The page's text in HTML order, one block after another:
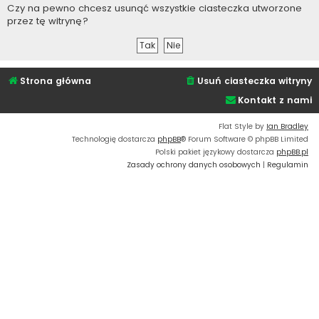
Czy na pewno chcesz usunąć wszystkie ciasteczka utworzone
przez tę witrynę?
Strona główna
Usuń ciasteczka witryny
Kontakt z nami
Flat Style by Ian Bradley
Technologię dostarcza phpBB® Forum Software © phpBB Limited
Polski pakiet językowy dostarcza phpBB.pl
Zasady ochrony danych osobowych | Regulamin